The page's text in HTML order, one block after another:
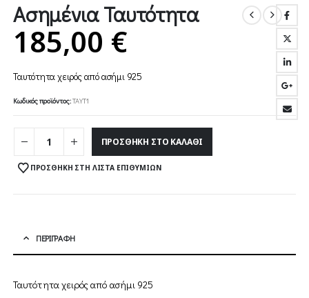
Ασημένια Ταυτότητα
185,00 €
Ταυτότητα χειρός από ασήμι 925
Κωδικός προϊόντος:ΤΑΥΤ1
ΠΡΟΣΘΉΚΗ ΣΤΟ ΚΑΛΆΘΙ
ΠΡΟΣΘΉΚΗ ΣΤΗ ΛΊΣΤΑ ΕΠΙΘΥΜΙΏΝ
ΠΕΡΙΓΡΑΦΉ
Ταυτότητα χειρός από ασήμι 925